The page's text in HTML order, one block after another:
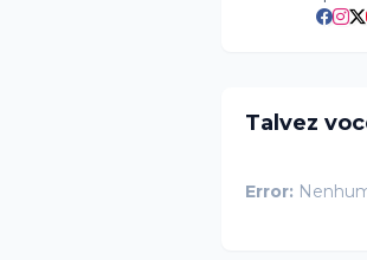
Talvez
Error: